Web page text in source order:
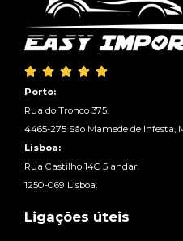
    
Porto:
Rua do Tronco 375.
4465-275 São Mamede de Infesta,
Lisboa:
Rua Castilho 14C 5 andar.
1250-069 Lisboa.
Ligações úteis